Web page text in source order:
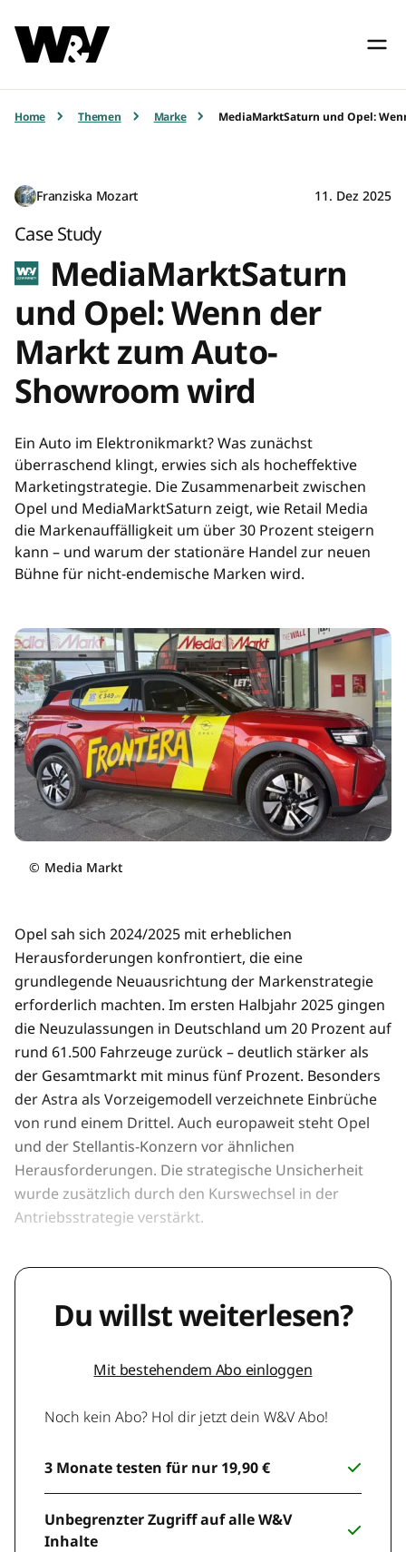
Home Themen Marke MediaMarktSaturn und Opel:
Franziska Mozart 11. Dez 2025
Case Study
MediaMarktSaturn
und Opel: Wenn der
Markt zum Auto-
Showroom wird
Ein Auto im Elektronikmarkt? Was zunächst
überraschend klingt, erwies sich als hocheffektive
Marketingstrategie. Die Zusammenarbeit zwischen
Opel und MediaMarktSaturn zeigt, wie Retail Media
die Markenauffälligkeit um über 30 Prozent steigern
kann – und warum der stationäre Handel zur neuen
Bühne für nicht-endemische Marken wird.
© Media Markt
Opel sah sich 2024/2025 mit erheblichen
Herausforderungen konfrontiert, die eine
grundlegende Neuausrichtung der Markenstrategie
erforderlich machten. Im ersten Halbjahr 2025 gingen
die Neuzulassungen in Deutschland um 20 Prozent auf
rund 61.500 Fahrzeuge zurück – deutlich stärker als
der Gesamtmarkt mit minus fünf Prozent. Besonders
der Astra als Vorzeigemodell verzeichnete Einbrüche
von rund einem Drittel. Auch europaweit steht Opel
und der Stellantis-Konzern vor ähnlichen
Herausforderungen. Die strategische Unsicherheit
wurde zusätzlich durch den Kurswechsel in der
Antriebsstrategie verstärkt.
Du willst weiterlesen?
Mit bestehendem Abo einloggen
Noch kein Abo? Hol dir jetzt dein W&V Abo!
3 Monate testen für nur 19,90 €
Unbegrenzter Zugriff auf alle W&V
Inhalte